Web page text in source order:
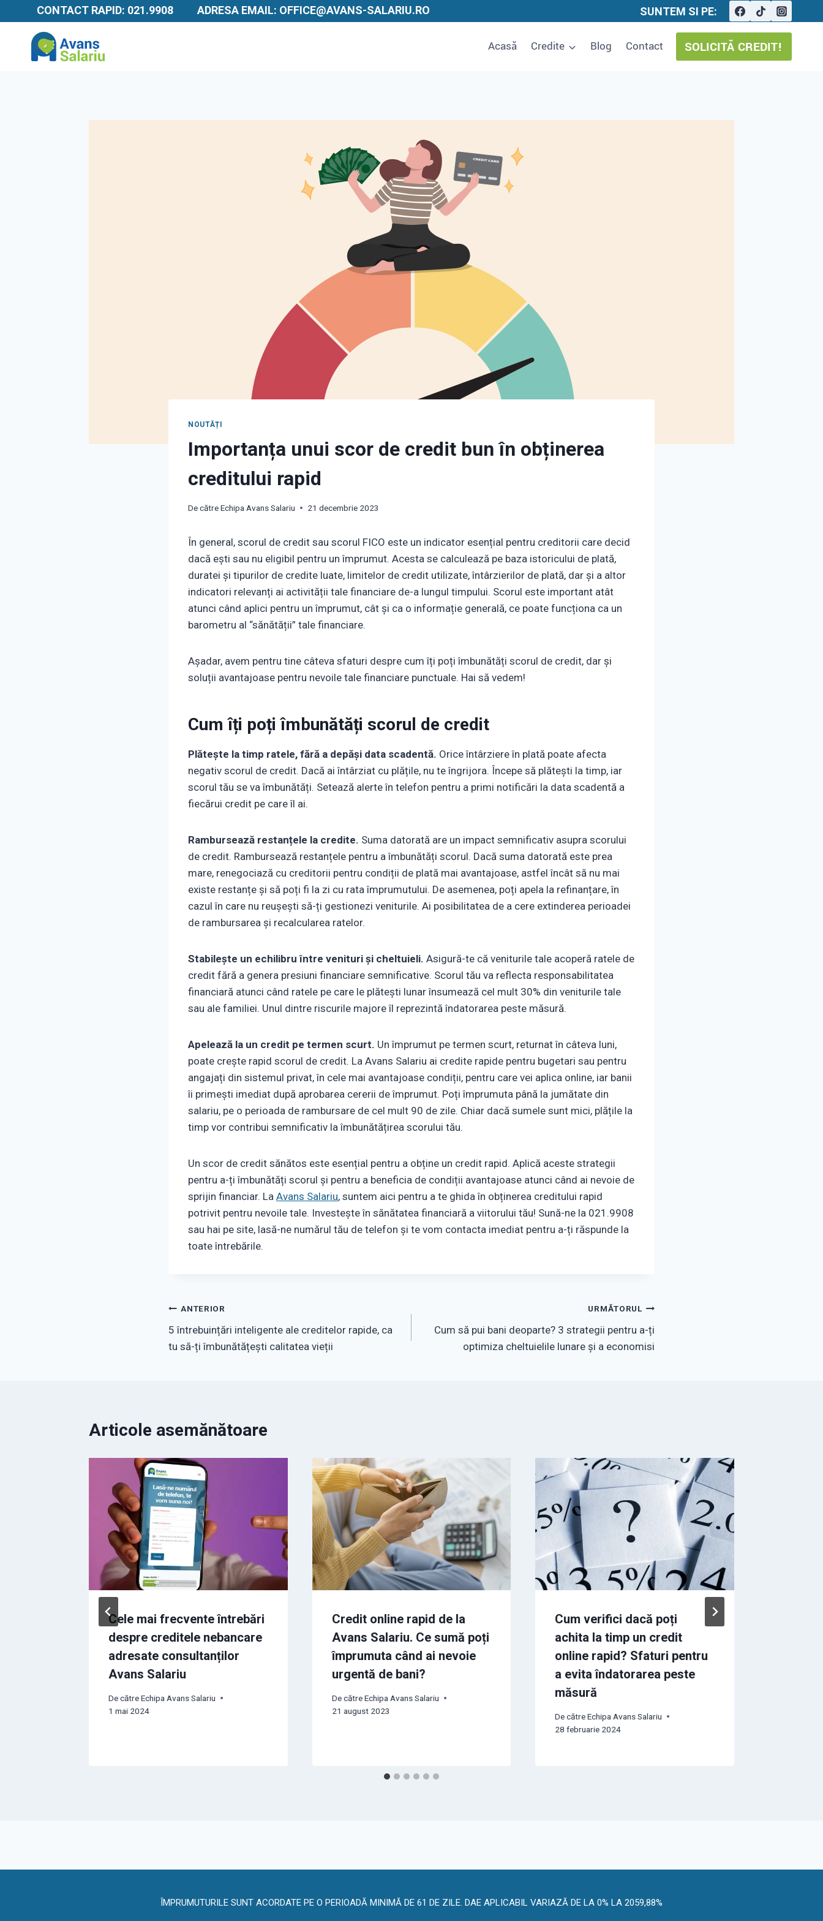
to
content
CONTACT RAPID: 021.9908 ADRESA EMAIL: OFFICE@AVANS-SALARIU.RO SUNTEM SI PE:
Acasă Credite Blog Contact SOLICITĂ CREDIT!
NOUTĂȚI
Importanța unui scor de credit bun în obținerea
creditului rapid
De cătreEchipa Avans Salariu 21 decembrie 2023
În general, scorul de credit sau scorul FICO este un indicator esențial pentru creditorii care decid
dacă ești sau nu eligibil pentru un împrumut. Acesta se calculează pe baza istoricului de plată,
duratei și tipurilor de credite luate, limitelor de credit utilizate, întârzierilor de plată, dar și a altor
indicatori relevanți ai activității tale financiare de-a lungul timpului. Scorul este important atât
atunci când aplici pentru un împrumut, cât și ca o informație generală, ce poate funcționa ca un
barometru al “sănătății” tale financiare.
Așadar, avem pentru tine câteva sfaturi despre cum îți poți îmbunătăți scorul de credit, dar și
soluții avantajoase pentru nevoile tale financiare punctuale. Hai să vedem!
Cum îți poți îmbunătăți scorul de credit
Plătește la timp ratele, fără a depăși data scadentă. Orice întârziere în plată poate afecta
negativ scorul de credit. Dacă ai întârziat cu plățile, nu te îngrijora. Începe să plătești la timp, iar
scorul tău se va îmbunătăți. Setează alerte în telefon pentru a primi notificări la data scadentă a
fiecărui credit pe care îl ai.
Rambursează restanțele la credite. Suma datorată are un impact semnificativ asupra scorului
de credit. Rambursează restanțele pentru a îmbunătăți scorul. Dacă suma datorată este prea
mare, renegociază cu creditorii pentru condiții de plată mai avantajoase, astfel încât să nu mai
existe restanțe și să poți fi la zi cu rata împrumutului. De asemenea, poți apela la refinanțare, în
cazul în care nu reușești să-ți gestionezi veniturile. Ai posibilitatea de a cere extinderea perioadei
de rambursarea și recalcularea ratelor.
Stabilește un echilibru între venituri și cheltuieli. Asigură-te că veniturile tale acoperă ratele de
credit fără a genera presiuni financiare semnificative. Scorul tău va reflecta responsabilitatea
financiară atunci când ratele pe care le plătești lunar însumează cel mult 30% din veniturile tale
sau ale familiei. Unul dintre riscurile majore îl reprezintă îndatorarea peste măsură.
Apelează la un credit pe termen scurt. Un împrumut pe termen scurt, returnat în câteva luni,
poate crește rapid scorul de credit. La Avans Salariu ai credite rapide pentru bugetari sau pentru
angajați din sistemul privat, în cele mai avantajoase condiții, pentru care vei aplica online, iar banii
îi primești imediat după aprobarea cererii de împrumut. Poți împrumuta până la jumătate din
salariu, pe o perioada de rambursare de cel mult 90 de zile. Chiar dacă sumele sunt mici, plățile la
timp vor contribui semnificativ la îmbunătățirea scorului tău.
Un scor de credit sănătos este esențial pentru a obține un credit rapid. Aplică aceste strategii
pentru a-ți îmbunătăți scorul și pentru a beneficia de condiții avantajoase atunci când ai nevoie de
sprijin financiar. La Avans Salariu, suntem aici pentru a te ghida în obținerea creditului rapid
potrivit pentru nevoile tale. Investește în sănătatea financiară a viitorului tău! Sună-ne la 021.9908
sau hai pe site, lasă-ne numărul tău de telefon și te vom contacta imediat pentru a-ți răspunde la
toate întrebările.
Navigare
în
ANTERIOR
5 întrebuințări inteligente ale creditelor rapide, ca
tu să-ți îmbunătățești calitatea vieții
URMĂTORUL
Cum să pui bani deoparte? 3 strategii pentru a-ți
optimiza cheltuielile lunare și a economisi
Articole asemănătoare
Cele mai frecvente întrebări
despre creditele nebancare
adresate consultanților
Avans Salariu
De cătreEchipa Avans Salariu
1 mai 2024
Credit online rapid de la
Avans Salariu. Ce sumă poți
împrumuta când ai nevoie
urgentă de bani?
De către Echipa Avans Salariu
21 august 2023
Cum verifici dacă poți
achita la timp un credit
online rapid? Sfaturi pentru
a evita îndatorarea peste
măsură
De către Echipa Avans Salariu
28 februarie 2024
ÎMPRUMUTURILE SUNT ACORDATE PE O PERIOADĂ MINIMĂ DE 61 DE ZILE. DAE APLICABIL VARIAZĂ DE LA 0% LA 2059,88%